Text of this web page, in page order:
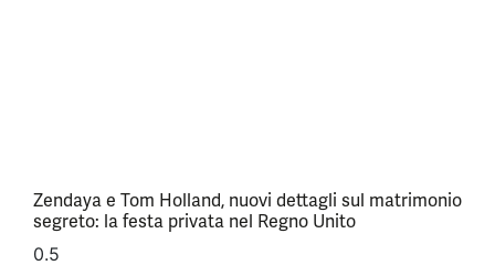
Zendaya e Tom Holland, nuovi dettagli sul matrimonio
segreto: la festa privata nel Regno Unito